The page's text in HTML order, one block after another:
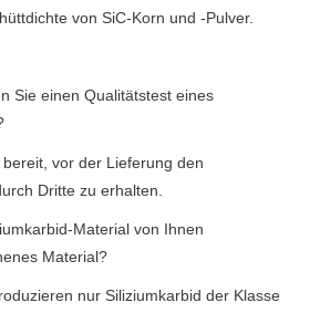
von SiC-Korn und -Pulver.
Sie einen Qualitätstest eines
vor der Lieferung den
Dritte zu erhalten.
Material von Ihnen
Material?
nur Siliziumkarbid der Klasse